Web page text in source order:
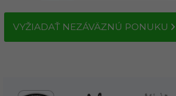
VYŽIADAŤ NEZÁVÄZNÚ PONUKU